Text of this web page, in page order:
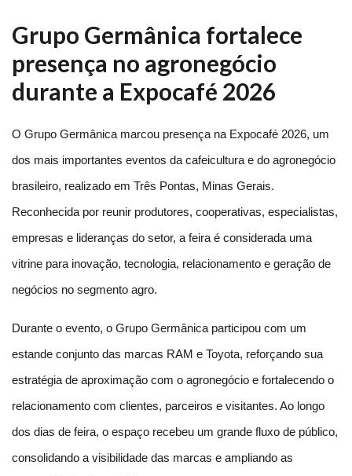
Grupo Germânica fortalece
presença no agronegócio
durante a Expocafé 2026
O Grupo Germânica marcou presença na Expocafé 2026, um
dos mais importantes eventos da cafeicultura e do agronegócio
brasileiro, realizado em Três Pontas, Minas Gerais.
Reconhecida por reunir produtores, cooperativas, especialistas,
empresas e lideranças do setor, a feira é considerada uma
vitrine para inovação, tecnologia, relacionamento e geração de
negócios no segmento agro.
Durante o evento, o Grupo Germânica participou com um
estande conjunto das marcas RAM e Toyota, reforçando sua
estratégia de aproximação com o agronegócio e fortalecendo o
relacionamento com clientes, parceiros e visitantes. Ao longo
dos dias de feira, o espaço recebeu um grande fluxo de público,
consolidando a visibilidade das marcas e ampliando as